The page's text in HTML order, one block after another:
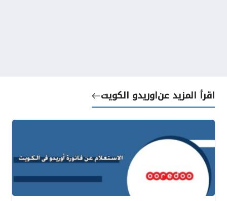
اقرأ المزيد عناوريدو الكويت